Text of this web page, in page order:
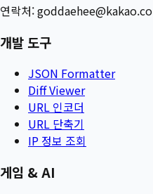
연락처:goddaehee@kakao.co
개발 도구
JSON Formatter
Diff Viewer
URL 인코더
URL 단축기
IP 정보 조회
게임 & AI